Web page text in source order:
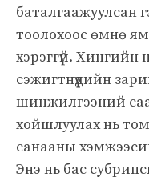
баталгаажуулсан
тоолохоос өмнө
хэрэггүй.
сэжигтнүүдийн
шинжилгээний
хойшлуулах нь
санааны
Энэ нь бас